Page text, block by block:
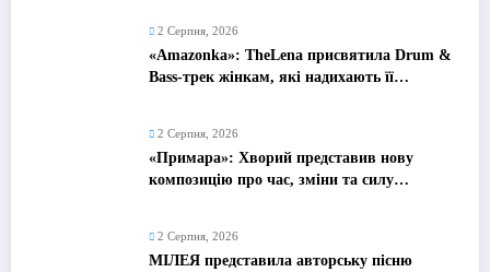
2 Серпня, 2026
«Amazonka»: TheLena присвятила Drum &
Bass-трек жінкам, які надихають її
2 Серпня, 2026
«Примара»: Хворий представив нову
композицію про час, зміни та силу
2 Серпня, 2026
МІЛЕЯ представила авторську пісню